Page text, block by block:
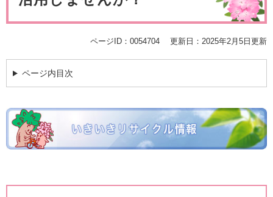
Multilingual（English・中文・한글）
ページID：0054704 更新日：2025年2月5日更新
ページ内目次